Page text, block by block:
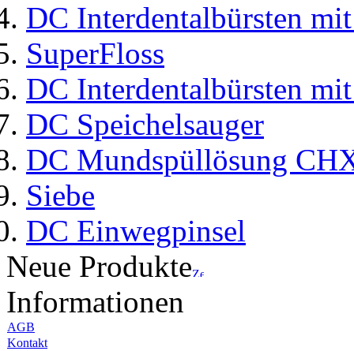
DC Interdentalbürsten
SuperFloss
DC Interdentalbürsten
DC Speichelsauger
DC Mundspüllösung
Siebe
DC Einwegpinsel
Neue Produkte
Informationen
AGB
Kontakt